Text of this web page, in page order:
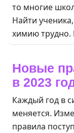
то многие
Найти
химию трудно.
Новые
в 2023
Каждый год в
меняется.
правила